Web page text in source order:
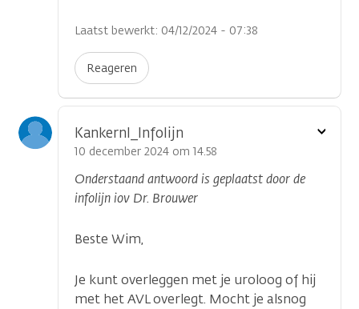
Laatst bewerkt: 04/12/2024 - 07:38
Reageren
Kankernl_Infolijn
10 december 2024 om 14.58
Onderstaand antwoord is geplaatst door de
infolijn iov Dr. Brouwer
Beste Wim,
Je kunt overleggen met je uroloog of hij
met het AVL overlegt. Mocht je alsnog
Toon